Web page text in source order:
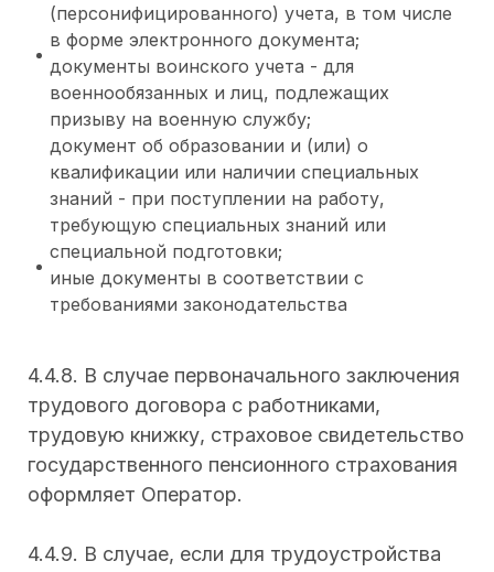
(персонифицированного) учета, в том числе
в форме электронного документа;
документы воинского учета - для
военнообязанных и лиц, подлежащих
призыву на военную службу;
документ об образовании и (или) о
квалификации или наличии специальных
знаний - при поступлении на работу,
требующую специальных знаний или
специальной подготовки;
иные документы в соответствии с
требованиями законодательства
4.4.8. В случае первоначального заключения
трудового договора с работниками,
трудовую книжку, страховое свидетельство
государственного пенсионного страхования
оформляет Оператор.
4.4.9. В случае, если для трудоустройства